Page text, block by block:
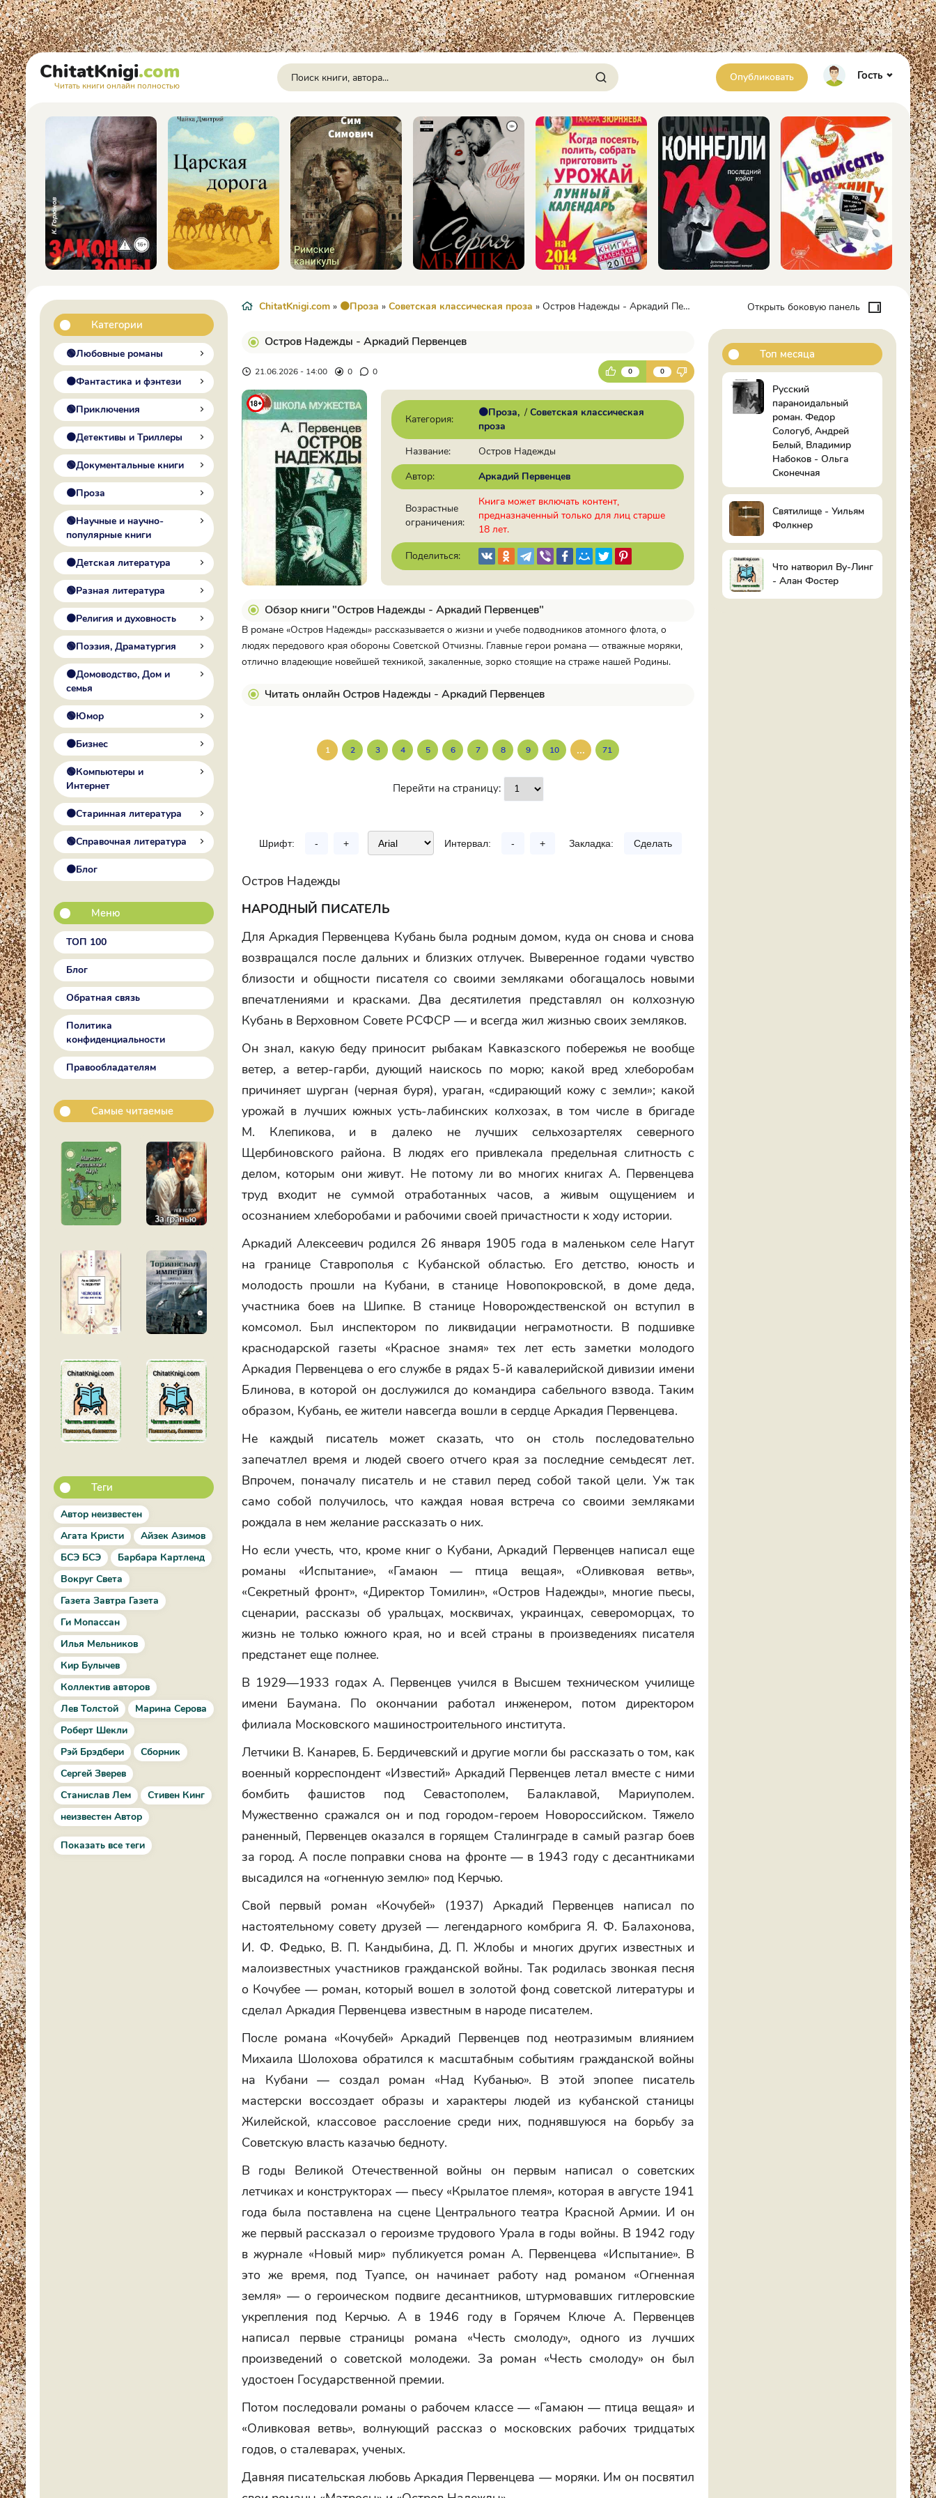
ChitatKnigi.com
Читать книги онлайн полностью
Опубликовать Гость
Категории
🟢Любовные романы
🟠Фантастика и фэнтези
🟢Приключения
🟠Детективы и Триллеры
🟢Документальные книги
🟠Проза
🟢Научные и научно-
популярные книги
🟠Детская литература
🟢Разная литература
🟠Религия и духовность
🟢Поэзия, Драматургия
🟠Домоводство, Дом и
семья
🟢Юмор
🟠Бизнес
🟢Компьютеры и
Интернет
🟠Старинная литература
🟢Справочная литература
🟠Блог
Меню
ТОП 100
Блог
Обратная связь
Политика
конфиденциальности
Правообладателям
Самые читаемые
Теги
Автор неизвестен
Агата Кристи
Айзек Азимов
БСЭ БСЭ
Барбара Картленд
Вокруг Света
Газета Завтра Газета
Ги Мопассан
Илья Мельников
Кир Булычев
Коллектив авторов
Лев Толстой
Марина Серова
Роберт Шекли
Рэй Брэдбери
Сборник
Сергей Зверев
Станислав Лем
Стивен Кинг
неизвестен Автор
Показать все теги
ChitatKnigi.com » 🟠Проза » Советская классическая проза » Остров Надежды - Аркадий Первенцев
Остров Надежды - Аркадий Первенцев
21.06.2026 - 14:00 0 0 0 0
Категория:
🟠Проза / Советская классическая
проза
Название:
Остров Надежды
Автор:
Аркадий Первенцев
Возрастные
ограничения:
Книга может включать контент,
предназначенный только для лиц старше
18 лет.
Поделиться:
Обзор книги "Остров Надежды - Аркадий Первенцев"
В романе «Остров Надежды» рассказывается о жизни и учебе подводников атомного флота, о
людях передового края обороны Советской Отчизны. Главные герои романа — отважные моряки,
отлично владеющие новейшей техникой, закаленные, зорко стоящие на страже нашей Родины.
Читать онлайн Остров Надежды - Аркадий Первенцев
1 2 3 4 5 6 7 8 9 10 ... 71
Перейти на страницу:
Шрифт: - + Интервал: - + Закладка: Сделать
Остров Надежды
НАРОДНЫЙ ПИСАТЕЛЬ
Для Аркадия Первенцева Кубань была родным домом, куда он снова и снова
возвращался после дальних и близких отлучек. Выверенное годами чувство
близости и общности писателя со своими земляками обогащалось новыми
впечатлениями и красками. Два десятилетия представлял он колхозную
Кубань в Верховном Совете РСФСР — и всегда жил жизнью своих земляков.
Он знал, какую беду приносит рыбакам Кавказского побережья не вообще
ветер, а ветер-гарби, дующий наискось по морю; какой вред хлеборобам
причиняет шурган (черная буря), ураган, «сдирающий кожу с земли»; какой
урожай в лучших южных усть-лабинских колхозах, в том числе в бригаде
М. Клепикова, и в далеко не лучших сельхозартелях северного
Щербиновского района. В людях его привлекала предельная слитность с
делом, которым они живут. Не потому ли во многих книгах А. Первенцева
труд входит не суммой отработанных часов, а живым ощущением и
осознанием хлеборобами и рабочими своей причастности к ходу истории.
Аркадий Алексеевич родился 26 января 1905 года в маленьком селе Нагут
на границе Ставрополья с Кубанской областью. Его детство, юность и
молодость прошли на Кубани, в станице Новопокровской, в доме деда,
участника боев на Шипке. В станице Новорождественской он вступил в
комсомол. Был инспектором по ликвидации неграмотности. В подшивке
краснодарской газеты «Красное знамя» тех лет есть заметки молодого
Аркадия Первенцева о его службе в рядах 5-й кавалерийской дивизии имени
Блинова, в которой он дослужился до командира сабельного взвода. Таким
образом, Кубань, ее жители навсегда вошли в сердце Аркадия Первенцева.
Не каждый писатель может сказать, что он столь последовательно
запечатлел время и людей своего отчего края за последние семьдесят лет.
Впрочем, поначалу писатель и не ставил перед собой такой цели. Уж так
само собой получилось, что каждая новая встреча со своими земляками
рождала в нем желание рассказать о них.
Но если учесть, что, кроме книг о Кубани, Аркадий Первенцев написал еще
романы «Испытание», «Гамаюн — птица вещая», «Оливковая ветвь»,
«Секретный фронт», «Директор Томилин», «Остров Надежды», многие пьесы,
сценарии, рассказы об уральцах, москвичах, украинцах, североморцах, то
жизнь не только южного края, но и всей страны в произведениях писателя
предстанет еще полнее.
В 1929—1933 годах А. Первенцев учился в Высшем техническом училище
имени Баумана. По окончании работал инженером, потом директором
филиала Московского машиностроительного института.
Летчики В. Канарев, Б. Бердичевский и другие могли бы рассказать о том, как
военный корреспондент «Известий» Аркадий Первенцев летал вместе с ними
бомбить фашистов под Севастополем, Балаклавой, Мариуполем.
Мужественно сражался он и под городом-героем Новороссийском. Тяжело
раненный, Первенцев оказался в горящем Сталинграде в самый разгар боев
за город. А после поправки снова на фронте — в 1943 году с десантниками
высадился на «огненную землю» под Керчью.
Свой первый роман «Кочубей» (1937) Аркадий Первенцев написал по
настоятельному совету друзей — легендарного комбрига Я. Ф. Балахонова,
И. Ф. Федько, В. П. Кандыбина, Д. П. Жлобы и многих других известных и
малоизвестных участников гражданской войны. Так родилась звонкая песня
о Кочубее — роман, который вошел в золотой фонд советской литературы и
сделал Аркадия Первенцева известным в народе писателем.
После романа «Кочубей» Аркадий Первенцев под неотразимым влиянием
Михаила Шолохова обратился к масштабным событиям гражданской войны
на Кубани — создал роман «Над Кубанью». В этой эпопее писатель
мастерски воссоздает образы и характеры людей из кубанской станицы
Жилейской, классовое расслоение среди них, поднявшуюся на борьбу за
Советскую власть казачью бедноту.
В годы Великой Отечественной войны он первым написал о советских
летчиках и конструкторах — пьесу «Крылатое племя», которая в августе 1941
года была поставлена на сцене Центрального театра Красной Армии. И он
же первый рассказал о героизме трудового Урала в годы войны. В 1942 году
в журнале «Новый мир» публикуется роман А. Первенцева «Испытание». В
это же время, под Туапсе, он начинает работу над романом «Огненная
земля» — о героическом подвиге десантников, штурмовавших гитлеровские
укрепления под Керчью. А в 1946 году в Горячем Ключе А. Первенцев
написал первые страницы романа «Честь смолоду», одного из лучших
произведений о советской молодежи. За роман «Честь смолоду» он был
удостоен Государственной премии.
Потом последовали романы о рабочем классе — «Гамаюн — птица вещая» и
«Оливковая ветвь», волнующий рассказ о московских рабочих тридцатых
годов, о сталеварах, ученых.
Давняя писательская любовь Аркадия Первенцева — моряки. Им он посвятил
Открыть боковую панель
Топ месяца
Русский
параноидальный
роман. Федор
Сологуб, Андрей
Белый, Владимир
Набоков - Ольга
Сконечная
Святилище - Уильям
Фолкнер
Что натворил Ву-Линг
- Алан Фостер